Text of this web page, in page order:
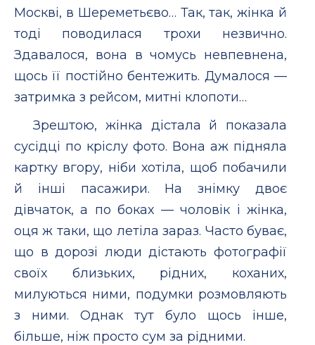
Москвi, в Шереметьєво… Так, так, жiнка й
тодi поводилася трохи незвично.
Здавалося, вона в чомусь невпевнена,
щось її постiйно бентежить. Думалося —
затримка з рейсом, митнi клопоти…
Зрештою, жiнка дiстала й показала
сусiдцi по крiслу фото. Вона аж пiдняла
картку вгору, нiби хотiла, щоб побачили
й iншi пасажири. На знiмку двоє
дiвчаток, а по боках — чоловiк i жiнка,
оця ж таки, що летiла зараз. Часто буває,
що в дорозi люди дiстають фотографiї
своїх близьких, рiдних, коханих,
милуються ними, подумки розмовляють
з ними. Однак тут було щось iнше,
бiльше, нiж просто сум за рiдними.